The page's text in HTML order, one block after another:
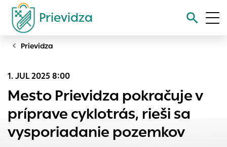
Prievidza
Vyhľadávanie
Prievidza
1. JUL 2025 8:00
Mesto Prievidza pokračuje v
príprave cyklotrás, rieši sa
vysporiadanie pozemkov
Nastavenie cookies
Cookies sú malé súbory, do ktorých webové stránky môžu
ukladať informácie o vašej aktivite a preferenciách.
Používajú sa napríklad k tomu, aby si webový prehliadač
zapamätoval Vaše prihlásenie alebo aby sa uložila Vaša